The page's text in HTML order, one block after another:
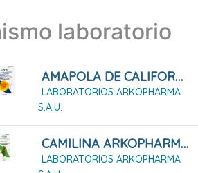
laboratorio
AMAPOLA DE CALIFORNIA ARKOPHARMA 84 Cápsula Duras
LABORATORIOS ARKOPHARMA
S.A.U.
CAMILINA ARKOPHARMA 50 CÁPSULAS DURAS
LABORATORIOS ARKOPHARMA